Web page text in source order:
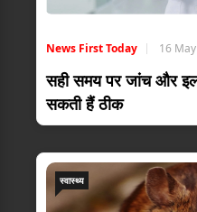
News First Today 16
सही समय पर जांच और
सकती हैं ठीक
स्वास्थ्य